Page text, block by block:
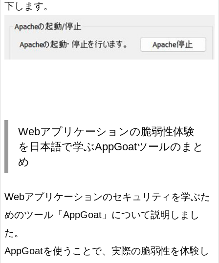
下します。
Webアプリケーションの脆弱性体験
を日本語で学ぶAppGoatツールのまと
め
Webアプリケーションのセキュリティを学ぶた
めのツール「AppGoat」について説明しまし
た。
AppGoatを使うことで、実際の脆弱性を体験し